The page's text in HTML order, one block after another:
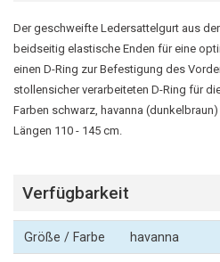
Der geschweifte Ledersattelgurt aus
beidseitig elastische Enden für eine
einen D-Ring zur Befestigung des
stollensicher verarbeiteten D-Ring für
Farben schwarz, havanna
Längen 110 - 145 cm.
Verfügbarkeit
Größe / Farbe havanna